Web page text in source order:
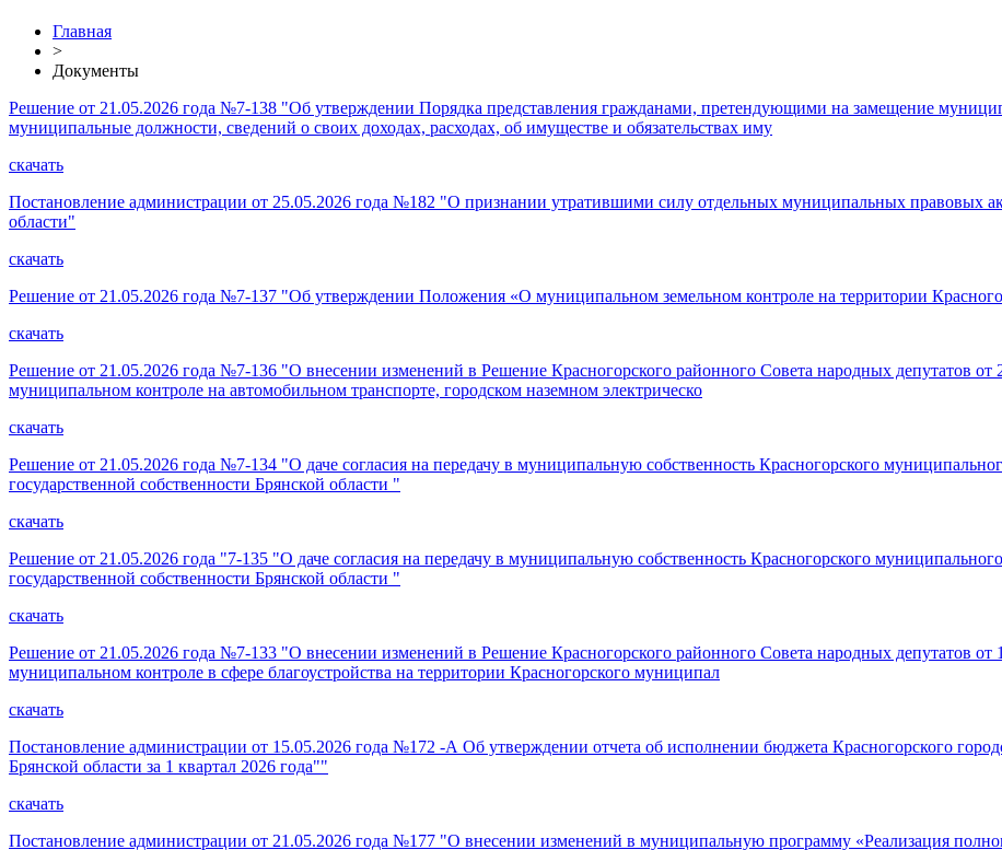
Главная
>
Документы
Решение от 21.05.2026 года №7-138 "Об утверждении Порядка представления гражданами, претендующими на замещение
муниципальные должности, сведений о своих доходах, расходах, об имуществе и обязательствах иму
скачать
Постановление администрации от 25.05.2026 года №182 "О признании утратившими силу отдельных муниципальных правовых
области"
скачать
Решение от 21.05.2026 года №7-137 "Об утверждении Положения «О муниципальном земельном контроле на территории
скачать
Решение от 21.05.2026 года №7-136 "О внесении изменений в Решение Красногорского районного Совета народных депутатов
муниципальном контроле на автомобильном транспорте, городском наземном электрическо
скачать
Решение от 21.05.2026 года №7-134 "О даче согласия на передачу в муниципальную собственность Красногорского
государственной собственности Брянской области "
скачать
Решение от 21.05.2026 года "7-135 "О даче согласия на передачу в муниципальную собственность Красногорского
государственной собственности Брянской области "
скачать
Решение от 21.05.2026 года №7-133 "О внесении изменений в Решение Красногорского районного Совета народных депутатов
муниципальном контроле в сфере благоустройства на территории Красногорского муниципал
скачать
Постановление администрации от 15.05.2026 года №172 -А Об утверждении отчета об исполнении бюджета Красногорского
Брянской области за 1 квартал 2026 года""
скачать
Постановление администрации от 21.05.2026 года №177 "О внесении изменений в муниципальную программу «Реализация